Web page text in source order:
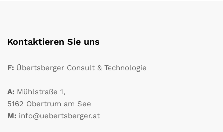
Kontaktieren Sie uns
F: Übertsberger Consult & Technologie
A: Mühlstraße 1,
5162 Obertrum am See
M: info@uebertsberger.at